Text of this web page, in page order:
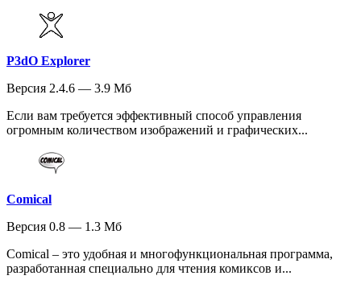
P3dO Explorer
Версия 2.4.6 — 3.9 Мб
Если вам требуется эффективный способ управления
огромным количеством изображений и графических...
Comical
Версия 0.8 — 1.3 Мб
Comical – это удобная и многофункциональная программа,
разработанная специально для чтения комиксов и...